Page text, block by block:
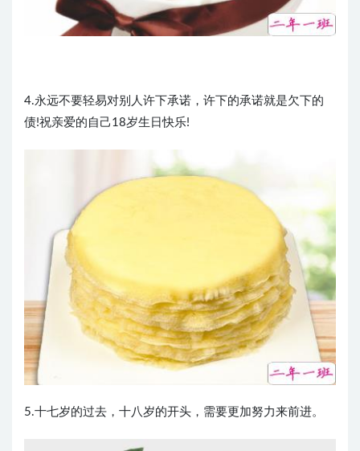
4.永远不要轻易对别人许下承诺，许下的承诺就是欠下的
债!祝亲爱的自己18岁生日快乐!
5.十七岁的过去，十八岁的开头，需要更加努力来前进。